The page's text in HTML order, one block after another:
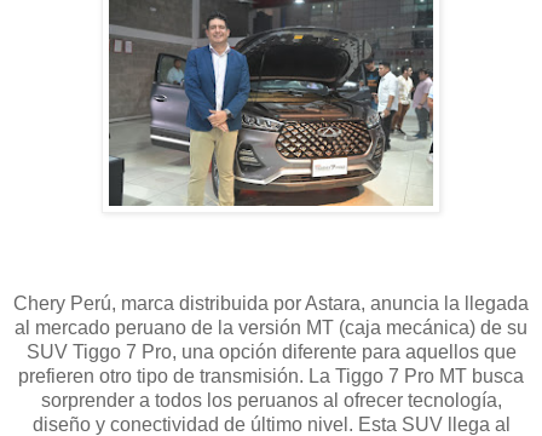
Chery Perú, marca distribuida por Astara, anuncia la llegada
al mercado peruano de la versión MT (caja mecánica) de su
SUV Tiggo 7 Pro, una opción diferente para aquellos que
prefieren otro tipo de transmisión. La Tiggo 7 Pro MT busca
sorprender a todos los peruanos al ofrecer tecnología,
diseño y conectividad de último nivel. Esta SUV llega al